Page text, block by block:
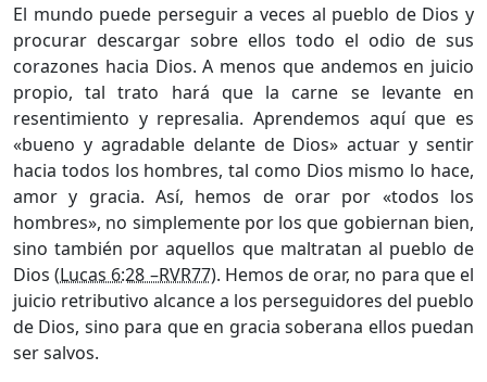
El mundo puede perseguir a veces al pueblo de Dios y
procurar descargar sobre ellos todo el odio de sus
corazones hacia Dios. A menos que andemos en juicio
propio, tal trato hará que la carne se levante en
resentimiento y represalia. Aprendemos aquí que es
«bueno y agradable delante de Dios» actuar y sentir
hacia todos los hombres, tal como Dios mismo lo hace,
amor y gracia. Así, hemos de orar por «todos los
hombres», no simplemente por los que gobiernan bien,
sino también por aquellos que maltratan al pueblo de
Dios (Lucas 6:28 –RVR77). Hemos de orar, no para que el
juicio retributivo alcance a los perseguidores del pueblo
de Dios, sino para que en gracia soberana ellos puedan
ser salvos.